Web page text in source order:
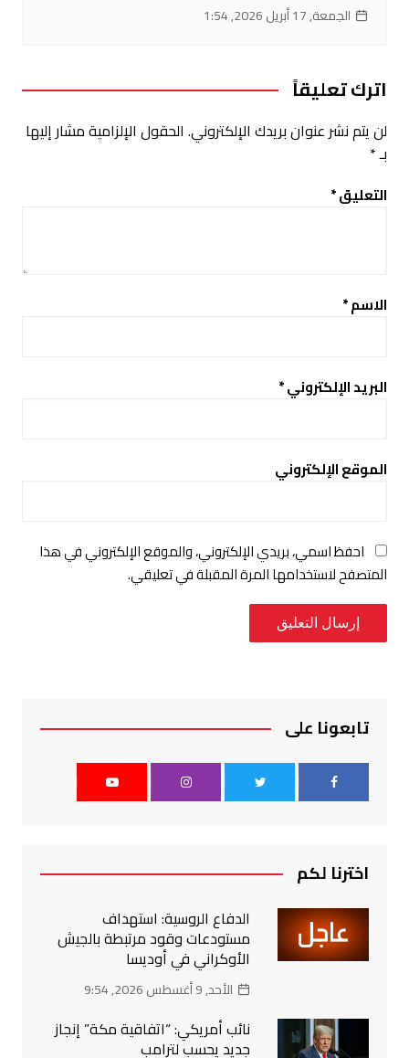
الجمعة, 17 أبريل 2026, 1:54
اترك تعليقاً
لن يتم نشر عنوان بريدك الإلكتروني. الحقول الإلزامية مشار إليها
بـ*
التعليق*
الاسم*
البريد الإلكتروني*
الموقع الإلكتروني
احفظ اسمي، بريدي الإلكتروني، والموقع الإلكتروني في هذا
المتصفح لاستخدامها المرة المقبلة في تعليقي.
تابعونا على
اخترنا لكم
الدفاع الروسية: استهداف
مستودعات وقود مرتبطة بالجيش
الأوكراني في أوديسا
الأحد, 9 أغسطس 2026, 9:54
نائب أمريكي: “اتفاقية مكة” إنجاز
جديد يحسب لترامب